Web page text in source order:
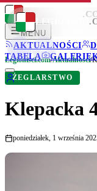
LEGIONISCI
MENU
AKTUALNOŚCI
TABELA
GALERIE
LEGIONISCI
Legionisci.com/Aktualności/
ŻEGLARSTWO
Klepacka
poniedziałek, 1 września